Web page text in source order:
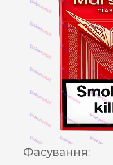
Фасування: